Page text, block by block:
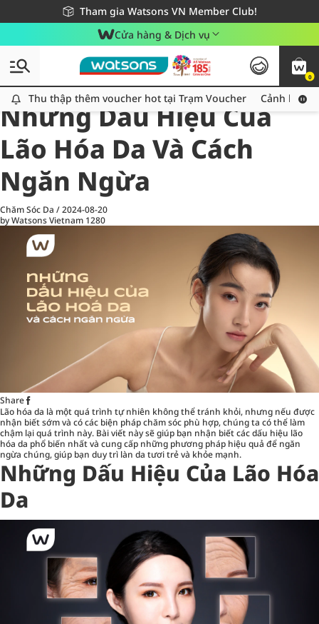
Tham gia Watsons VN Member Club!
Miễn phí giao hàng cho đơn hàng từ 249,000Đ
Giao hàng nhanh 24h - Áp dụng khu vực TP. Hồ Chí Minh
Cửa hàng & Dịch vụ
0
Thu thập thêm voucher hot tại Trạm Voucher
Thu thập thêm voucher hot tại Trạm Voucher Cảnh báo
All
Chăm Sóc Cá Nhân
Những Dấu Hiệu Của
Lão Hóa Da Và Cách
Ngăn Ngừa
Chăm Sóc Da /2024-08-20
by Watsons Vietnam 1280
Share
Lão hóa da là một quá trình tự nhiên không thể tránh khỏi, nhưng nếu được
nhận biết sớm và có các biện pháp chăm sóc phù hợp, chúng ta có thể làm
chậm lại quá trình này. Bài viết này sẽ giúp bạn nhận biết các dấu hiệu lão
hóa da phổ biến nhất và cung cấp những phương pháp hiệu quả để ngăn
ngừa chúng, giúp bạn duy trì làn da tươi trẻ và khỏe mạnh.
Những Dấu Hiệu Của Lão Hóa
Da